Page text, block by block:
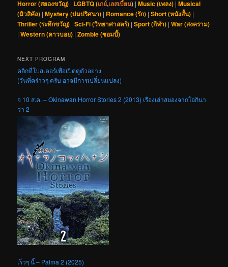
Horror (สยองขวัญ) | LGBTQ (เกย์,เลสเบี้ยน) |Music (เพลง) |Musical
(มิวสิคัล) |Mystery (ปมปริศนา) | Romance (รัก) |Short (หนังสั้น) |
Thriller (ระทึกขวัญ) |Sci-Fi (วิทยาศาสตร์) |Sport (กีฬา) |War (สงคราม)
|Western (คาวบอย) |Zombie (ซอมบี้)
NEXT PROGRAM
คลิกที่โปสเตอร์เพื่อเปิดดูตัวอย่าง
(วันที่คร่าวๆ ครับ อาจมีการเปลี่ยนแปลง)
จ 10 ส.ค. – Okinawan Horror Stories 2 (2013) เรื่องเล่าสยองจากโอกินา
ว่า 2
เร็วๆ นี้ – Palma 2 (2025)